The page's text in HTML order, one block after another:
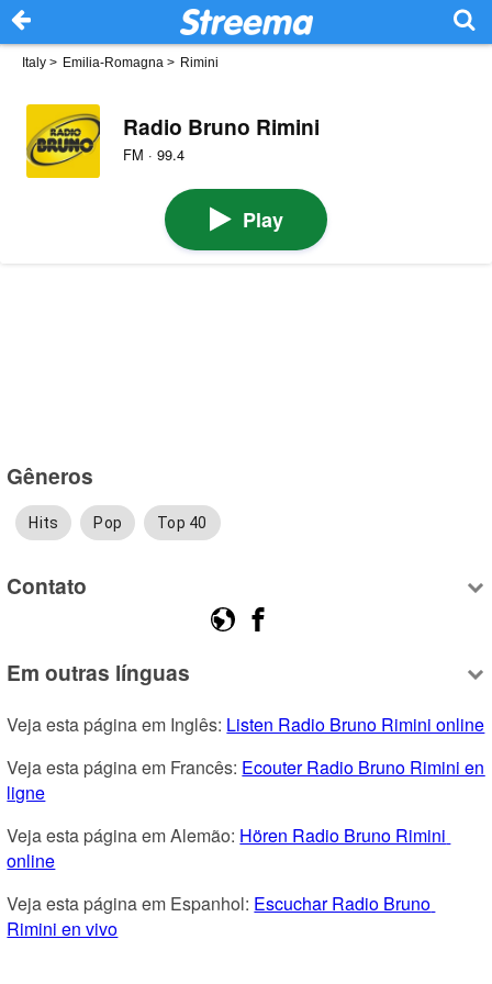
Italy > Emilia-Romagna > Rimini
Radio Bruno Rimini
FM · 99.4
Play
Gêneros
Hits Pop Top 40
Contato
Em outras línguas
Veja esta página em Inglês: Listen Radio Bruno Rimini online
Veja esta página em Francês: Ecouter Radio Bruno Rimini en
ligne
Veja esta página em Alemão: Hören Radio Bruno Rimini
online
Veja esta página em Espanhol: Escuchar Radio Bruno
Rimini en vivo